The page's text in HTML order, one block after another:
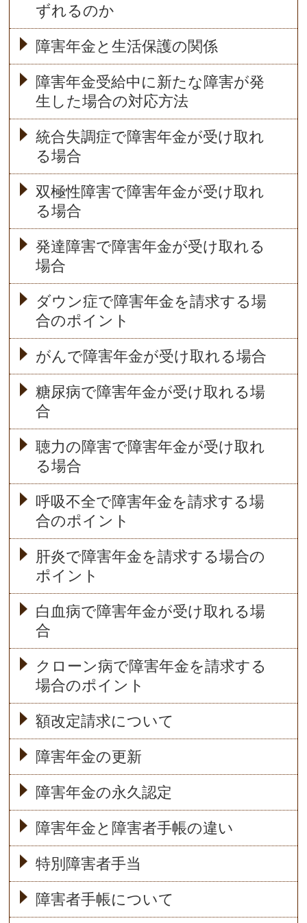
ずれるのか
障害年金と生活保護の関係
障害年金受給中に新たな障害が発
生した場合の対応方法
統合失調症で障害年金が受け取れ
る場合
双極性障害で障害年金が受け取れ
る場合
発達障害で障害年金が受け取れる
場合
ダウン症で障害年金を請求する場
合のポイント
がんで障害年金が受け取れる場合
糖尿病で障害年金が受け取れる場
合
聴力の障害で障害年金が受け取れ
る場合
呼吸不全で障害年金を請求する場
合のポイント
肝炎で障害年金を請求する場合の
ポイント
白血病で障害年金が受け取れる場
合
クローン病で障害年金を請求する
場合のポイント
額改定請求について
障害年金の更新
障害年金の永久認定
障害年金と障害者手帳の違い
特別障害者手当
障害者手帳について